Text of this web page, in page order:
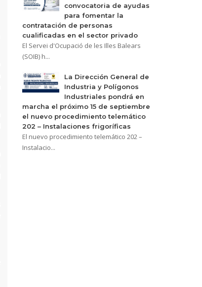
convocatoria de ayudas
para fomentar la
contratación de personas
cualificadas en el sector privado
El Servei d'Ocupació de les Illes Balears
(SOIB) h...
La Dirección General de
Industria y Polígonos
Industriales pondrá en
marcha el próximo 15 de septiembre
el nuevo procedimiento telemático
202 – Instalaciones frigoríficas
El nuevo procedimiento telemático 202 –
Instalacio...